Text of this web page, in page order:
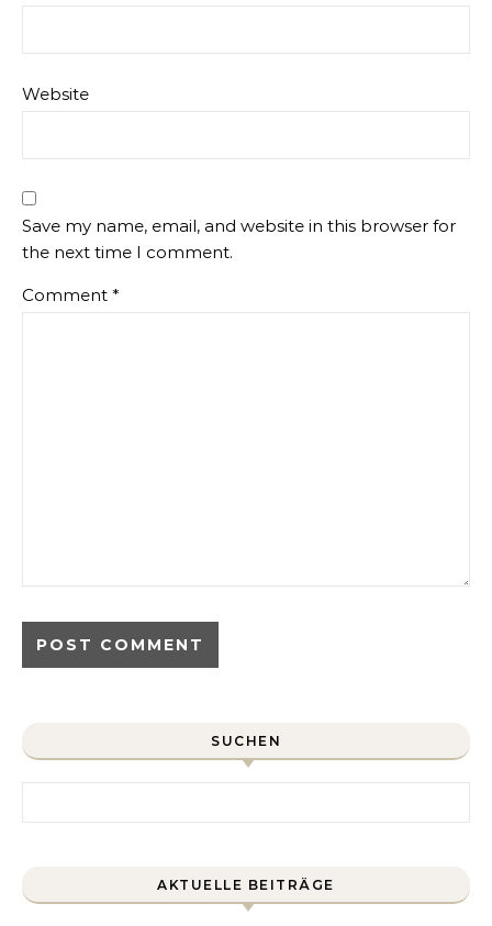
Website
Save my name, email, and website in this browser for
the next time I comment.
Comment *
SUCHEN
AKTUELLE BEITRÄGE